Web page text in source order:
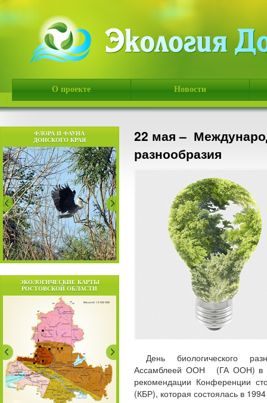
О проекте Новости
ФЛОРА И ФАУНА
ДОНСКОГО КРАЯ
ЭКОЛОГИЧЕСКИЕ КАРТЫ
РОСТОВСКОЙ ОБЛАСТИ
22 мая –
разнообразия
День биологического
Ассамблеей ООН (ГА ООН) в
рекомендации Конференции
(КБР), которая состоялась в 1994